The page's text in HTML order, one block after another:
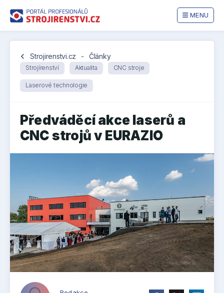
MENU
chevron_left Strojirenstvi.cz - Články
Strojírenství Aktualita CNC stroje
Laserové technologie
Předváděcí akce laserů a
CNC strojů v EURAZIO